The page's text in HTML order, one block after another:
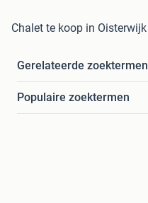
Chalet te koop in Oisterwijk
Gerelateerde zoektermen
Populaire zoektermen